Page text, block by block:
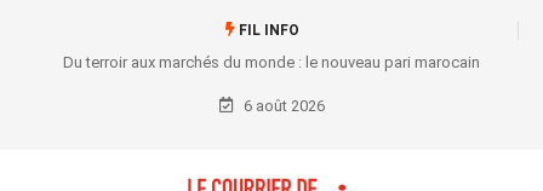
FIL INFO
Du terroir aux marchés du monde : le nouveau pari marocain
6 août 2026